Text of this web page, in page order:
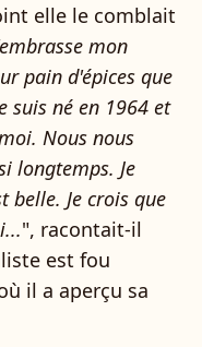
elle le comblait
mon
pain d'épices que
suis né en 1964 et
Nous nous
longtemps. Je
belle. Je crois que
", racontait-il
est fou
il a aperçu sa